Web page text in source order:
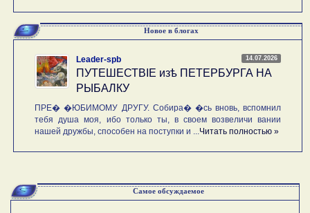
Новое в блогах
14.07.2026
Leader-spb
ПУТЕШЕСТВIE изѣ ПЕТЕРБУРГА НА
РЫБАЛКУ
ПРЕ� �ЮБИМОМУ ДРУГУ. Собира� �сь вновь, вспомнил
тебя душа моя, ибо только ты, в своем возвеличи вании
нашей дружбы, способен на поступки и ... Читать полностью »
Самое обсуждаемое